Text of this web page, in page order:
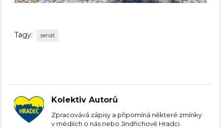
Tagy: senát
Kolektiv Autorů
Zpracovává zápisy a připomíná některé zmínky
v médiích o nás nebo Jindřichově Hradci.